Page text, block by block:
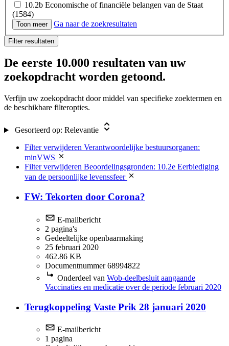
10.2b Economische of financiële belangen van de Staat
(1584)
11.1 Persoonlijke beleidsopvattingen
buiten verzoek (664)
10.1c Vertrouwelijk verstrekte bedrijfs- en
5.1.2e Eerbiediging van de persoonlijke levenssfeer
10.1d Bijzondere persoonsgegevens (204)
10.2c Opsporing en vervolging van strafbare feiten
10.2d Inspectie, controle en toezicht door bestuursorganen
(21)
10.1a Eenheid van de Kroon
10.1b Veiligheid van de Staat
10.2.f (2)
5.1.2i Functionele e-mailadressen (2)
10.1.c. (1)
10.2.b. (1)
67 Awr (1)
Toon meer Ga naar de zoekresultaten
Filter resultaten
De eerste 10.000 resultaten van uw
zoekopdracht worden getoond.
Verfijn uw zoekopdracht door middel van specifieke zoektermen en
de beschikbare filteropties.
Gesorteerd op: Relevantie
Filter verwijderen Verantwoordelijke bestuursorganen:
minVWS
Filter verwijderen Beoordelingsgronden: 10.2e Eerbiediging
van de persoonlijke levenssfeer
FW: Tekorten door Corona?
E-mailbericht
2 pagina's
Gedeeltelijke openbaarmaking
25 februari 2020
462.86 KB
Documentnummer 68994822
Onderdeel van Wob-deelbesluit aangaande
Vaccinaties en medicatie over de periode februari 2020
Terugkoppeling Vaste Prik 28 januari 2020
E-mailbericht
1 pagina